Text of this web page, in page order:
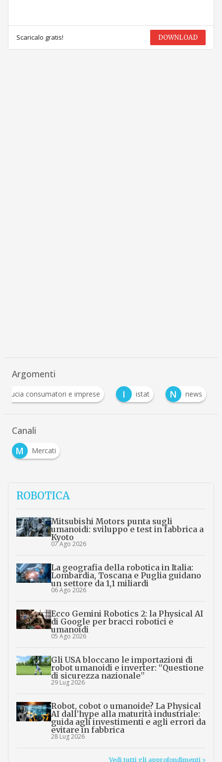
Scaricalo gratis! DOWNLOAD
Argomenti
fiducia consumatori e imprese I istat N news
Canali
M
Mercati
ROBOTICA
Mitsubishi Motors punta sugli
umanoidi: sviluppo e test in fabbrica a
Kyoto
07 Ago 2026
La geografia della robotica in Italia:
Lombardia, Toscana e Puglia guidano
un settore da 1,1 miliardi
06 Ago 2026
Ecco Gemini Robotics 2: la Physical AI
di Google per bracci robotici e
umanoidi
05 Ago 2026
Gli USA bloccano le importazioni di
robot umanoidi e inverter: “Questione
di sicurezza nazionale”
29 Lug 2026
Robot, cobot o umanoide? La Physical
AI dall’hype alla maturità industriale:
guida agli investimenti e agli errori da
evitare in fabbrica
28 Lug 2026
Vedi tutti gli approfondimenti >